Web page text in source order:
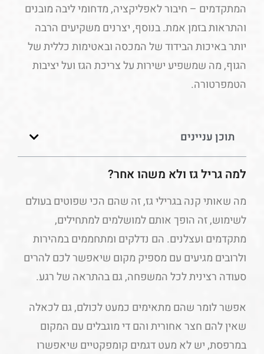
המתקדמים – חיבור לאפליקציה, מדחומי ליבה מובנים
והתראות בזמן אמת. בנוסף, יצרנים משקיעים הרבה
יותר באיכות הבידוד של המכסה ובאטימות כללית של
הגוף, מה שמשפיע ישירות על צריכת הגז ועל יציבות
הטמפרטורה.
תוכן עניינים
למה גריל גז ולא משהו אחר?
מה שאותי קנה בגרילי גז, זה שהם הכי שפוטים בעולם
לשימוש, זה הופך אותם למושלמים למתחילים,
מתקדמים ועצלנים. הם נדלקים ומתחממים במהירות
ולרובים מגיעים עם מספיק מקום שיאפשר לכם להרים
סעודה רצינית לכל המשפחה, גם בהתראה של רגע.
אפשר לומר שהם מתאימים כמעט לכולם, גם לכאלה
שאין להם חצר אחורית והם די מוגבלים עם המקום
במרפסת, יש לא מעט דגמים קומפקטיים שיאפשרו